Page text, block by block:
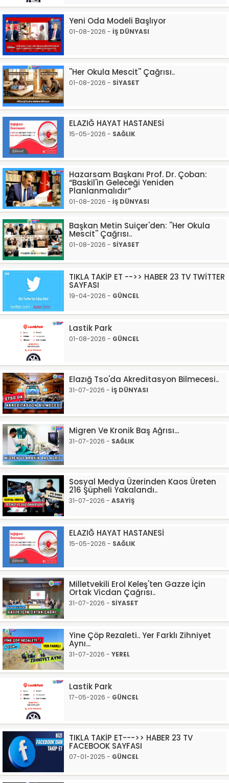
Yeni Oda Modeli Başlıyor
01-08-2026 - İŞ DÜNYASI
''Her Okula Mescit'' Çağrısı..
01-08-2026 - SİYASET
ELAZIĞ HAYAT HASTANESİ
15-05-2026 - SAĞLIK
Hazarsam Başkanı Prof. Dr. Çoban:
“Baskil'in Geleceği Yeniden
Planlanmalıdır”
01-08-2026 - İŞ DÜNYASI
Başkan Metin Suiçer'den: ''Her Okula
Mescit'' Çağrısı..
01-08-2026 - SİYASET
TIKLA TAKİP ET -->> HABER 23 TV TWİTTER
SAYFASI
19-04-2026 - GÜNCEL
Lastik Park
01-08-2026 - GÜNCEL
Elazığ Tso'da Akreditasyon Bilmecesi..
31-07-2026 - İŞ DÜNYASI
Migren Ve Kronik Baş Ağrısı...
31-07-2026 - SAĞLIK
Sosyal Medya Üzerinden Kaos Üreten
216 Şüpheli Yakalandı..
31-07-2026 - ASAYİŞ
ELAZIĞ HAYAT HASTANESİ
15-05-2026 - SAĞLIK
Milletvekili Erol Keleş'ten Gazze İçin
Ortak Vicdan Çağrısı..
31-07-2026 - SİYASET
Yine Çöp Rezaleti.. Yer Farklı Zihniyet
Aynı...
31-07-2026 - YEREL
Lastik Park
17-05-2026 - GÜNCEL
TIKLA TAKİP ET--->> HABER 23 TV
FACEBOOK SAYFASI
07-01-2025 - GÜNCEL